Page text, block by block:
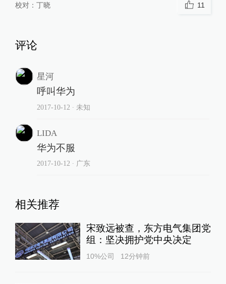
校对： 丁晓 11
评论
星河
呼叫华为
2017-10-12 ∙ 未知
LIDA
华为不服
2017-10-12 ∙ 广东
相关推荐
宋致远被查，东方电气集团党
组：坚决拥护党中央决定
10%公司 12分钟前